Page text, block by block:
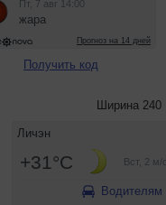
Получить код
Ширина 240